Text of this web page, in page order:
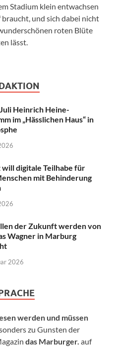
Stadium klein entwachsen
und sich dabei nicht
roten Blüte
lässt.
Heinrich Heine-
im „Hässlichen Haus“ in
digitale Teilhabe für
mit Behinderung
der Zukunft werden von
Wagner in Marburg
2026
werden und müssen
zu Gunsten der
das Marburger. auf